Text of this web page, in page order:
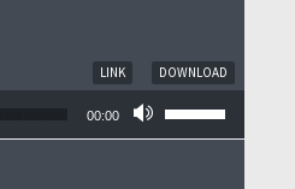
DOWNLOAD
LINK
00:00